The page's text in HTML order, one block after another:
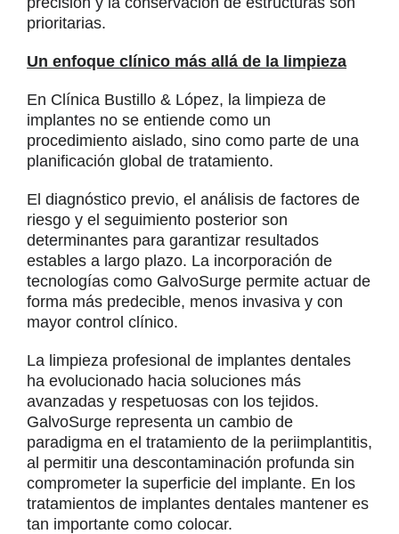
prioritarias.
Un enfoque clínico más allá de la limpieza
En Clínica Bustillo & López, la limpieza de
implantes no se entiende como un
procedimiento aislado, sino como parte de una
planificación global de tratamiento.
El diagnóstico previo, el análisis de factores de
riesgo y el seguimiento posterior son
determinantes para garantizar resultados
estables a largo plazo. La incorporación de
tecnologías como GalvoSurge permite actuar de
forma más predecible, menos invasiva y con
mayor control clínico.
La limpieza profesional de implantes dentales
ha evolucionado hacia soluciones más
avanzadas y respetuosas con los tejidos.
GalvoSurge representa un cambio de
paradigma en el tratamiento de la periimplantitis,
al permitir una descontaminación profunda sin
comprometer la superficie del implante. En los
tratamientos de implantes dentales mantener es
tan importante como colocar.